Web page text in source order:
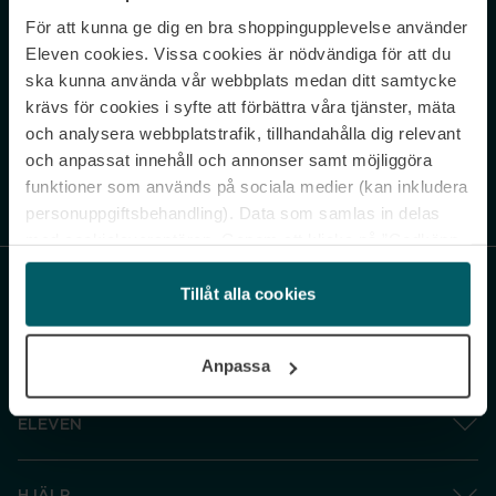
För att kunna ge dig en bra shoppingupplevelse använder
Eleven cookies. Vissa cookies är nödvändiga för att du
ska kunna använda vår webbplats medan ditt samtycke
krävs för cookies i syfte att förbättra våra tjänster, mäta
och analysera webbplatstrafik, tillhandahålla dig relevant
och anpassat innehåll och annonser samt möjliggöra
funktioner som används på sociala medier (kan inkludera
personuppgiftsbehandling). Data som samlas in delas
och gå vidare” accepterar du samtliga cookies medan du
under ”Inställningar” kan anpassa användningen av
cookies. Du kan återkalla ditt samtycke när som helst.
Tillåt alla cookies
Anpassa
Never miss a beat.
Sign up to our newsletter.
Genom att prenumerera accepterar du vår Integritetspolicy. Avprenumerera
ELEVEN